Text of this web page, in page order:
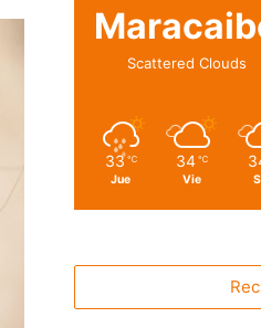
Scattered Clouds
33 ℃
Jue
34 ℃
Vie